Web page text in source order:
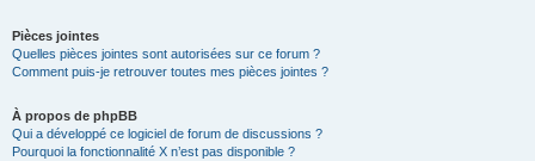
Pièces jointes
Quelles pièces jointes sont autorisées sur ce forum ?
Comment puis-je retrouver toutes mes pièces jointes ?
À propos de phpBB
Qui a développé ce logiciel de forum de discussions ?
Pourquoi la fonctionnalité X n’est pas disponible ?